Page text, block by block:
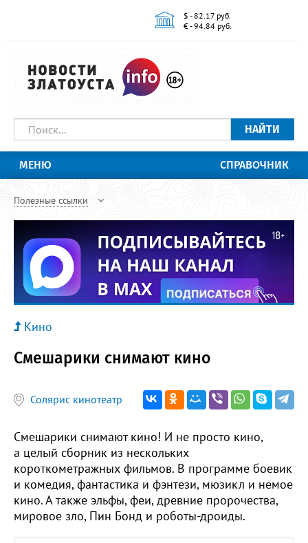
$ - 82.17 руб.
€ - 94.84 руб.
НАЙТИ
МЕНЮ СПРАВОЧНИК
Полезные ссылки
Кино
Смешарики снимают кино
Солярис кинотеатр
Смешарики снимают кино! И не просто кино,
а целый сборник из нескольких
короткометражных фильмов. В программе боевик
и комедия, фантастика и фэнтези, мюзикл и немое
кино. А также эльфы, феи, древние пророчества,
мировое зло, Пин Бонд и роботы-дроиды.